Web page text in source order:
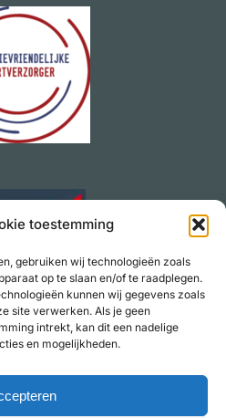
toestemming
gebruiken wij technologieën zoals
op te slaan en/of te raadplegen.
kunnen wij gegevens zoals
site verwerken. Als je geen
intrekt, kan dit een nadelige
en mogelijkheden.